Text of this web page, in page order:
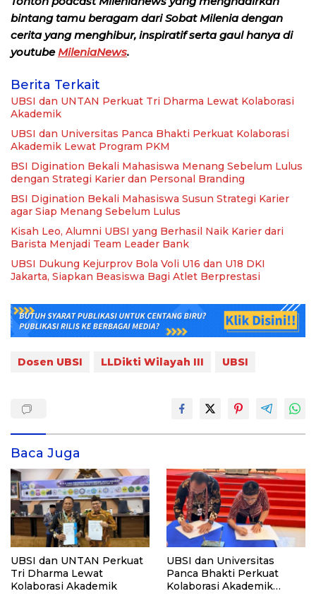
bintang tamu beragam dari Sobat Milenia dengan
cerita yang menghibur, inspiratif serta gaul hanya di
youtubeMileniaNews.
Berita Terkait
UBSI dan UNTAN Perkuat Tri Dharma Lewat Kolaborasi
Akademik
UBSI dan Universitas Panca Bhakti Perkuat Kolaborasi
Akademik Lewat Program PKM
BSI Digination Bekali Mahasiswa Menang Sebelum Lulus
dengan Strategi Karier dan Personal Branding
BSI Digination Bekali Mahasiswa Susun Strategi Karier
agar Siap Menang Sebelum Lulus
Kisah Leo, Alumni UBSI yang Berhasil Naik Karier dari
Barista Menjadi Team Leader Bank
UBSI Dukung Kejurprov Bola Voli U16 dan U18 DKI
Jakarta, Siapkan Beasiswa Bagi Atlet Berprestasi
Dosen UBSI LLDikti Wilayah III UBSI
Baca Juga
UBSI dan UNTAN Perkuat
Tri Dharma Lewat
Kolaborasi Akademik
UBSI dan Universitas
Panca Bhakti Perkuat
Kolaborasi Akademik